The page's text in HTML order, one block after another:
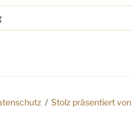
Stolz präsentiert von